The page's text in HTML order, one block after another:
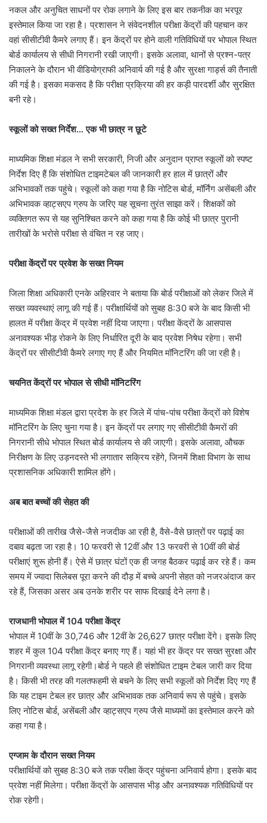
नकल और अनुचित साधनों पर रोक लगाने के लिए इस बार तकनीक का भरपूर
इस्तेमाल किया जा रहा है। प्रशासन ने संवेदनशील परीक्षा केंद्रों की पहचान कर
वहां सीसीटीवी कैमरे लगाए हैं। इन केंद्रों पर होने वाली गतिविधियों पर भोपाल स्थित
बोर्ड कार्यालय से सीधी निगरानी रखी जाएगी। इसके अलावा, थानों से प्रश्न-पत्र
निकालने के दौरान भी वीडियोग्राफी अनिवार्य की गई है और सुरक्षा गार्ड्स की तैनाती
की गई है। इसका मकसद है कि परीक्षा प्रक्रिया की हर कड़ी पारदर्शी और सुरक्षित
बनी रहे।
स्कूलों को सख्त निर्देश… एक भी छात्र न छूटे
माध्यमिक शिक्षा मंडल ने सभी सरकारी, निजी और अनुदान प्राप्त स्कूलों को स्पष्ट
निर्देश दिए हैं कि संशोधित टाइमटेबल की जानकारी हर हाल में छात्रों और
अभिभावकों तक पहुंचे। स्कूलों को कहा गया है कि नोटिस बोर्ड, मॉर्निंग असेंबली और
अभिभावक व्हाट्सएप ग्रुप के जरिए यह सूचना तुरंत साझा करें। शिक्षकों को
व्यक्तिगत रूप से यह सुनिश्चित करने को कहा गया है कि कोई भी छात्र पुरानी
तारीखों के भरोसे परीक्षा से वंचित न रह जाए।
परीक्षा केंद्रों पर प्रवेश के सख्त नियम
जिला शिक्षा अधिकारी एनके अहिरवार ने बताया कि बोर्ड परीक्षाओं को लेकर जिले में
सख्त व्यवस्थाएं लागू की गई हैं। परीक्षार्थियों को सुबह 8:30 बजे के बाद किसी भी
हालत में परीक्षा केंद्र में प्रवेश नहीं दिया जाएगा। परीक्षा केंद्रों के आसपास
अनावश्यक भीड़ रोकने के लिए निर्धारित दूरी के बाद प्रवेश निषेध रहेगा। सभी
केंद्रों पर सीसीटीवी कैमरे लगाए गए हैं और नियमित मॉनिटरिंग की जा रही है।
चयनित केंद्रों पर भोपाल से सीधी मॉनिटरिंग
माध्यमिक शिक्षा मंडल द्वारा प्रदेश के हर जिले में पांच-पांच परीक्षा केंद्रों को विशेष
मॉनिटरिंग के लिए चुना गया है। इन केंद्रों पर लगाए गए सीसीटीवी कैमरों की
निगरानी सीधे भोपाल स्थित बोर्ड कार्यालय से की जाएगी। इसके अलावा, औचक
निरीक्षण के लिए उड़नदस्ते भी लगातार सक्रिय रहेंगे, जिनमें शिक्षा विभाग के साथ
प्रशासनिक अधिकारी शामिल होंगे।
अब बात बच्चों की सेहत की
परीक्षाओं की तारीख जैसे-जैसे नजदीक आ रही है, वैसे-वैसे छात्रों पर पढ़ाई का
दबाव बढ़ता जा रहा है। 10 फरवरी से 12वीं और 13 फरवरी से 10वीं की बोर्ड
परीक्षाएं शुरू होनी हैं। ऐसे में छात्र घंटों एक ही जगह बैठकर पढ़ाई कर रहे हैं। कम
समय में ज्यादा सिलेबस पूरा करने की दौड़ में बच्चे अपनी सेहत को नजरअंदाज कर
रहे हैं, जिसका असर अब उनके शरीर पर साफ दिखाई देने लगा है।
राजधानी भोपाल में 104 परीक्षा केंद्र
भोपाल में 10वीं के 30,746 और 12वीं के 26,627 छात्र परीक्षा देंगे। इसके लिए
शहर में कुल 104 परीक्षा केंद्र बनाए गए हैं। यहां भी हर केंद्र पर सख्त सुरक्षा और
निगरानी व्यवस्था लागू रहेगी।बोर्ड ने पहले ही संशोधित टाइम टेबल जारी कर दिया
है। किसी भी तरह की गलतफहमी से बचने के लिए सभी स्कूलों को निर्देश दिए गए हैं
कि यह टाइम टेबल हर छात्र और अभिभावक तक अनिवार्य रूप से पहुंचे। इसके
लिए नोटिस बोर्ड, असेंबली और व्हाट्सएप ग्रुप जैसे माध्यमों का इस्तेमाल करने को
कहा गया है।
एग्जाम के दौरान सख्त नियम
परीक्षार्थियों को सुबह 8:30 बजे तक परीक्षा केंद्र पहुंचना अनिवार्य होगा। इसके बाद
प्रवेश नहीं मिलेगा। परीक्षा केंद्रों के आसपास भीड़ और अनावश्यक गतिविधियों पर
रोक रहेगी।